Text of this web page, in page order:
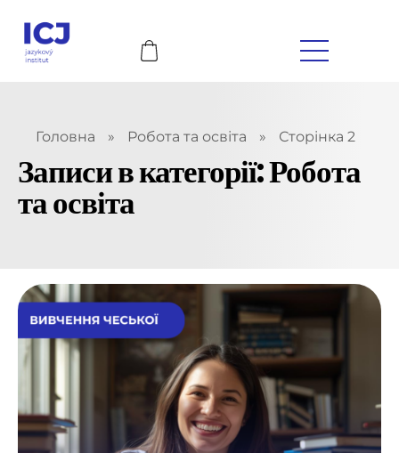
Головна » Робота та освіта » Сторінка 2
Записи в категорії: Робота
та освіта